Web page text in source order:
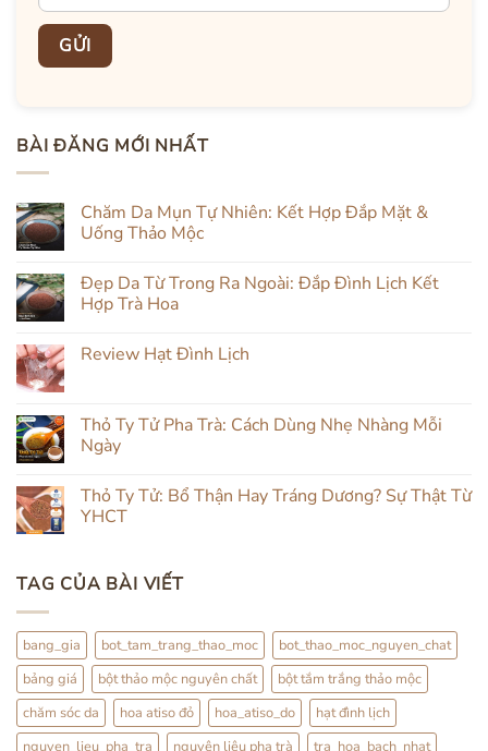
BÀI ĐĂNG MỚI NHẤT
Chăm Da Mụn Tự Nhiên: Kết Hợp Đắp Mặt &
Uống Thảo Mộc
bình
luận
ở
Mụn
Đắp
Mặt
&
Mộc
Đẹp Da Từ Trong Ra Ngoài: Đắp Đình Lịch Kết
Hợp Trà Hoa
bình
Trong
Ra
Đình
Lịch
Kết
Review Hạt Đình Lịch
luận
Review
Lịch
Thỏ Ty Tử Pha Trà: Cách Dùng Nhẹ Nhàng Mỗi
Ngày
bình
luận
Pha
Trà:
Nhẹ
Nhàng
Mỗi
Ngày
Thỏ Ty Tử: Bổ Thận Hay Tráng Dương? Sự Thật Từ
YHCT
bình
luận
ở
Tử:
Bổ
Thận
Hay
Tráng
Dương?
Sự
Thật
TAG CỦA BÀI VIẾT
bang_gia bot_tam_trang_thao_moc
bot_thao_moc_nguyen_chat
bảng giá
bột thảo mộc nguyên chất
bột tắm trắng thảo mộc
chăm sóc da
hoa atiso đỏ hoa_atiso_do
hạt đình lịch
nguyen_lieu_pha_tra
nguyên liệu pha trà
tra_hoa_bach_nhat